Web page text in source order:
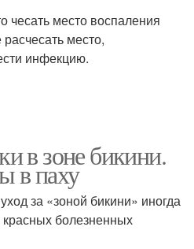
чесать место воспаления
место,
инфекцию.
в зоне бикини.
в паху
за «зоной бикини» иногда
красных болезненных